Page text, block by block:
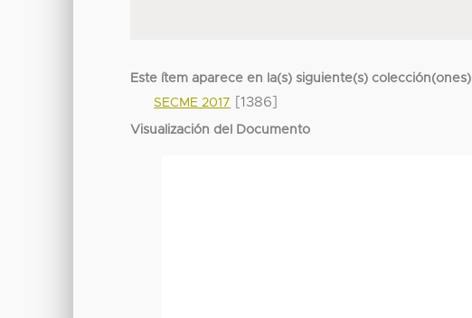
Este ítem aparece en la(s) siguiente(s) colección(ones)
SECME 2017
[1386]
Visualización del Documento